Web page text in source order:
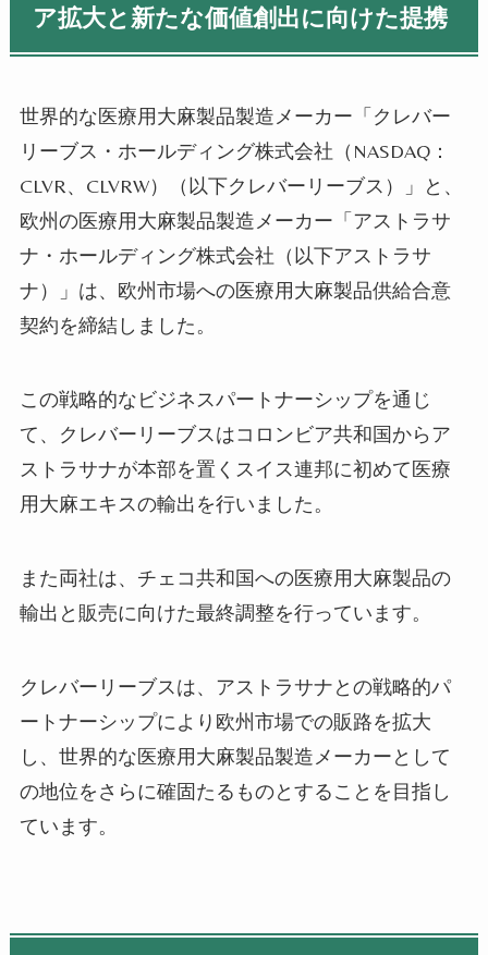
ア拡大と新たな価値創出に向けた提携
世界的な医療用大麻製品製造メーカー「クレバー
リーブス・ホールディング株式会社（ NASDAQ：
CLVR、 CLVRW）（以下クレバーリーブス）」と、
欧州の医療用大麻製品製造メーカー「アストラサ
ナ・ホールディング株式会社（以下アストラサ
ナ）」は、欧州市場への医療用大麻製品供給合意
契約を締結しました。
この戦略的なビジネスパートナーシップを通じ
て、クレバーリーブスはコロンビア共和国からア
ストラサナが本部を置くスイス連邦に初めて医療
用大麻エキスの輸出を行いました。
また両社は、チェコ共和国への医療用大麻製品の
輸出と販売に向けた最終調整を行っています。
クレバーリーブスは、アストラサナとの戦略的パ
ートナーシップにより欧州市場での販路を拡大
し、世界的な医療用大麻製品製造メーカーとして
の地位をさらに確固たるものとすることを目指し
ています。